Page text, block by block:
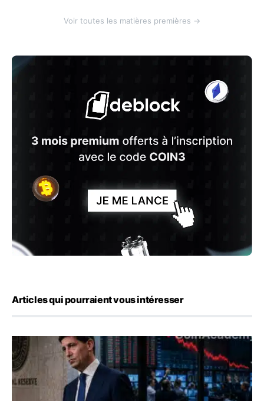
Voir toutes les matières premières →
Articles qui pourraient vous intéresser
Kevin Warsh maintient sa communication minimaliste